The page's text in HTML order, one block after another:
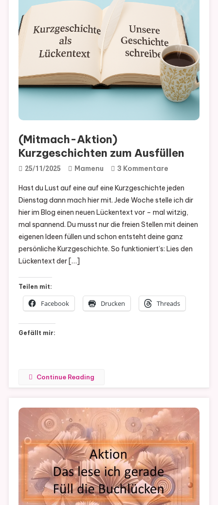
(Mitmach-Aktion)
Kurzgeschichten zum Ausfüllen
25/11/2025 Mamenu 3 KommentareZu
Aktion)
Zum
Ausfüllen
Hast du Lust auf eine auf eine Kurzgeschichte jeden
Dienstag dann mach hier mit. Jede Woche stelle ich dir
hier im Blog einen neuen Lückentext vor – mal witzig,
mal spannend. Du musst nur die freien Stellen mit deinen
eigenen Ideen füllen und schon entsteht deine ganz
persönliche Kurzgeschichte. So funktioniert’s: Lies den
Lückentext der […]
Teilen mit:
Facebook Drucken Threads
Gefällt mir:
Continue Reading